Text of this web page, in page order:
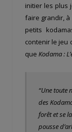
initier les plus
faire grandir, à
petits
contenir le jeu
que Kodama :
“Une toute
des
forêt et se
pousse